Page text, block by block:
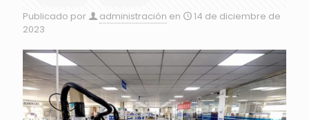
Publicado por administración en
14 de diciembre de
2023